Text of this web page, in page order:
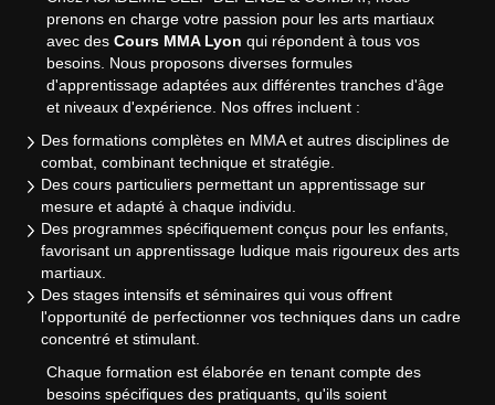
prenons en charge votre passion pour les arts martiaux
avec desCours MMA Lyon qui répondent à tous vos
besoins. Nous proposons diverses formules
d'apprentissage adaptées aux différentes tranches d'âge
et niveaux d'expérience. Nos offres incluent :
Des formations complètes en MMA et autres disciplines de
combat, combinant technique et stratégie.
Des cours particuliers permettant un apprentissage sur
mesure et adapté à chaque individu.
Des programmes spécifiquement conçus pour les enfants,
favorisant un apprentissage ludique mais rigoureux des arts
martiaux.
Des stages intensifs et séminaires qui vous offrent
l'opportunité de perfectionner vos techniques dans un cadre
concentré et stimulant.
Chaque formation est élaborée en tenant compte des
besoins spécifiques des pratiquants, qu'ils soient